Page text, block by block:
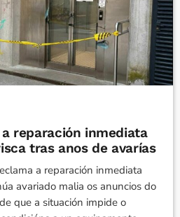
reparación inmediata
tras anos de avarías
a reparación inmediata
avariado malia os anuncios do
que a situación impide o